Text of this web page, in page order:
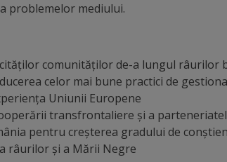
problemelor mediului.
comunităților de-a lungul râurilor
celor mai bune practici de
Uniunii Europene
transfrontaliere și a
pentru creșterea gradului de
râurilor și a Mării Negre